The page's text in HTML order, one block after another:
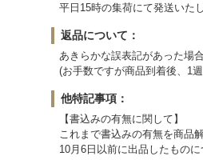
平日15時の集荷にて発送いた
返品について：
あきらかな誤表記があった場
(お手数ですが商品到着後、1
他特記事項：
【書込みの有無に関して】
これまで書込みの有無を商品
10月6日以前に出品したもの